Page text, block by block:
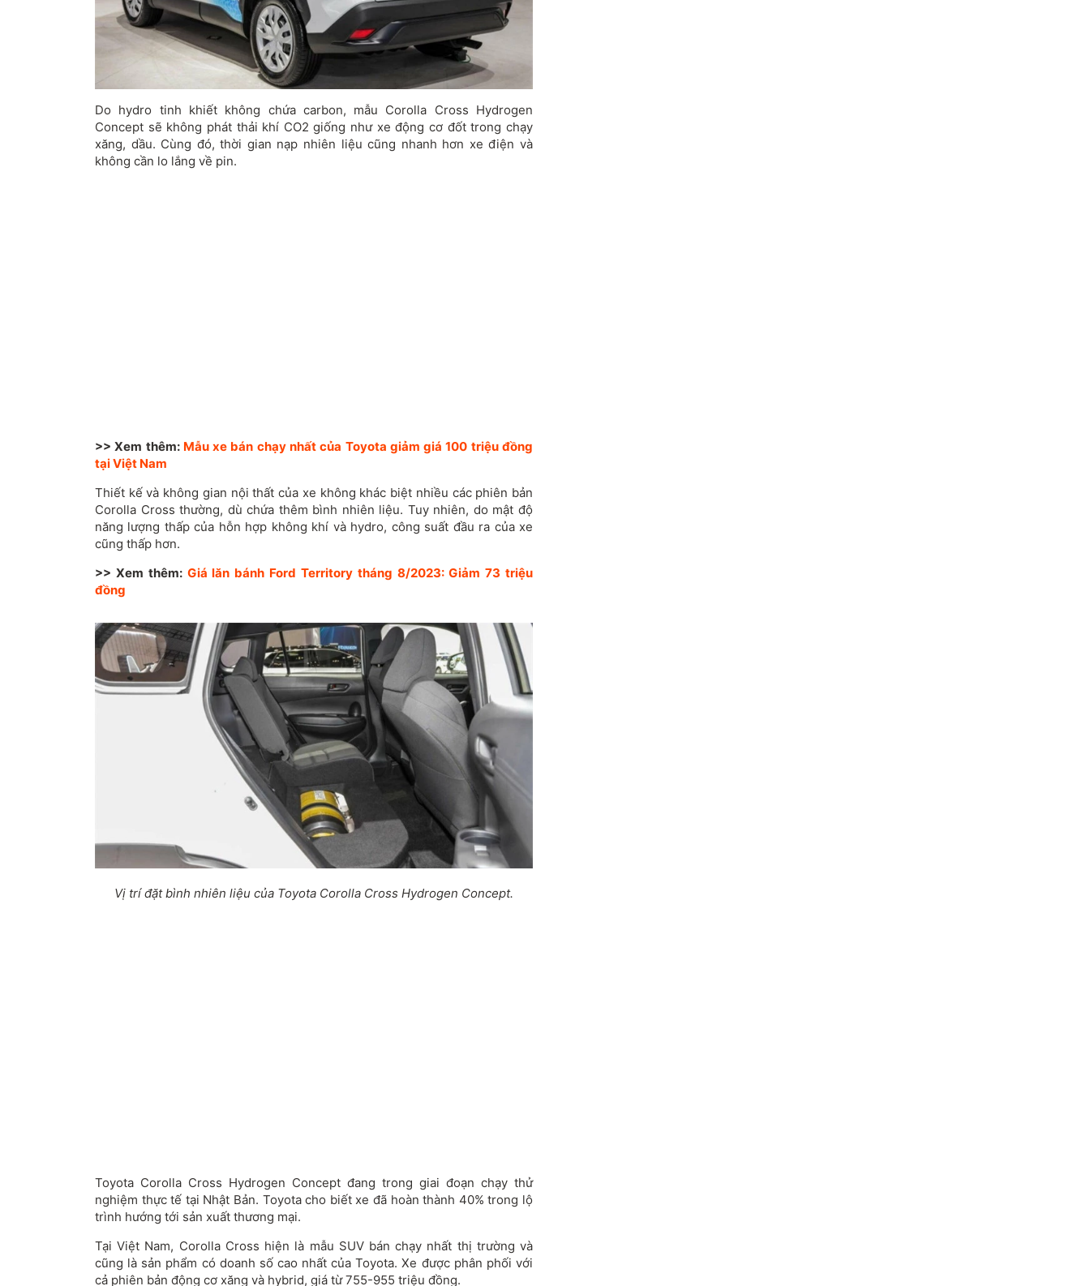
Do hydro tinh khiết không chứa carbon, mẫu Corolla Cross Hydrogen
Concept sẽ không phát thải khí CO2 giống như xe động cơ đốt trong chạy
xăng, dầu. Cùng đó, thời gian nạp nhiên liệu cũng nhanh hơn xe điện và
không cần lo lắng về pin.
>> Xem thêm: Mẫu xe bán chạy nhất của Toyota giảm giá 100 triệu đồng
tại Việt Nam
Thiết kế và không gian nội thất của xe không khác biệt nhiều các phiên bản
Corolla Cross thường, dù chứa thêm bình nhiên liệu. Tuy nhiên, do mật độ
năng lượng thấp của hỗn hợp không khí và hydro, công suất đầu ra của xe
cũng thấp hơn.
>> Xem thêm: Giá lăn bánh Ford Territory tháng 8/2023: Giảm 73 triệu
đồng
Vị trí đặt bình nhiên liệu của Toyota Corolla Cross Hydrogen Concept.
Toyota Corolla Cross Hydrogen Concept đang trong giai đoạn chạy thử
nghiệm thực tế tại Nhật Bản. Toyota cho biết xe đã hoàn thành 40% trong lộ
trình hướng tới sản xuất thương mại.
Tại Việt Nam, Corolla Cross hiện là mẫu SUV bán chạy nhất thị trường và
cũng là sản phẩm có doanh số cao nhất của Toyota. Xe được phân phối với
cả phiên bản động cơ xăng và hybrid, giá từ 755-955 triệu đồng.